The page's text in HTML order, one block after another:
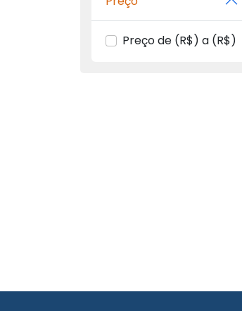
Preço de (R$) a (R$)